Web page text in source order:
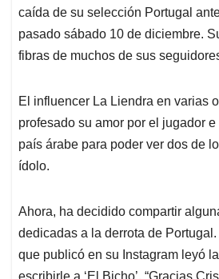
p
k
n
caída de su selección Portugal
pasado sábado 10 de diciembre.
fibras de muchos de sus
El influencer La Liendra en varias
profesado su amor por el jugador
país árabe para poder ver dos de
ídolo.
Ahora, ha decidido compartir
dedicadas a la derrota de
que publicó en su Instagram leyó